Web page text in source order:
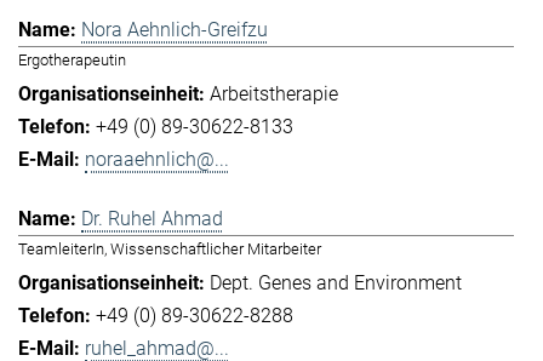
Nora Aehnlich-Greifzu
Ergotherapeutin
Arbeitstherapie
+49 (0) 89-30622-8133
noraaehnlich@...
Dr. Ruhel Ahmad
TeamleiterIn, Wissenschaftlicher Mitarbeiter
Dept. Genes and Environment
+49 (0) 89-30622-8288
ruhel_ahmad@...